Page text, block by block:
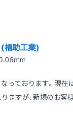
福助工業)
っております。現在
ますが、新規のお客